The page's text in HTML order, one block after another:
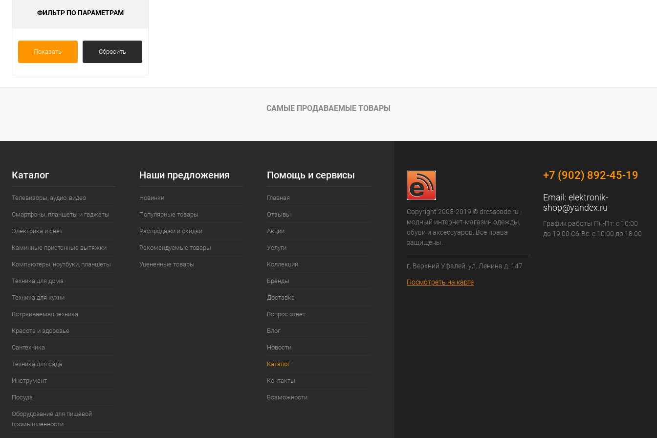
ФИЛЬТР ПО ПАРАМЕТРАМ
Показать Сбросить
САМЫЕ ПРОДАВАЕМЫЕ ТОВАРЫ
Каталог
Телевизоры, аудио, видео
Смартфоны, планшеты и гаджеты
Электрика и свет
Каминные пристенные вытяжки
Компьютеры, ноутбуки, планшеты
Техника для дома
Техника для кухни
Встраиваемая техника
Красота и здоровье
Сантехника
Техника для сада
Инструмент
Посуда
Оборудование для пищевой
промышленности
Наши предложения
Новинки
Популярные товары
Распродажи и скидки
Рекомендуемые товары
Уцененные товары
Помощь и сервисы
Главная
Отзывы
Акции
Услуги
Коллекции
Бренды
Доставка
Вопрос ответ
Блог
Новости
Каталог
Контакты
Возможности
Copyright 2005-2019 © dresscode.ru -
модный интернет-магазин одежды,
обуви и аксессуаров. Все права
защищены.
г. Верхний Уфалей. ул. Ленина д. 147
Посмотреть на карте
+7 (902) 892-45-19
Email: elektronik-
shop@yandex.ru
График работы Пн-Пт: с 10:00
до 19:00 Сб-Вс: с 10:00 до 18:00